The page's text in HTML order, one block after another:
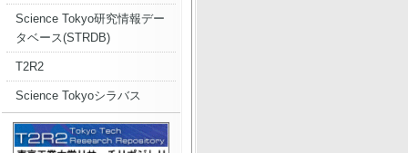
Science Tokyo研究情報デー
タベース(STRDB)
T2R2
Science Tokyoシラバス